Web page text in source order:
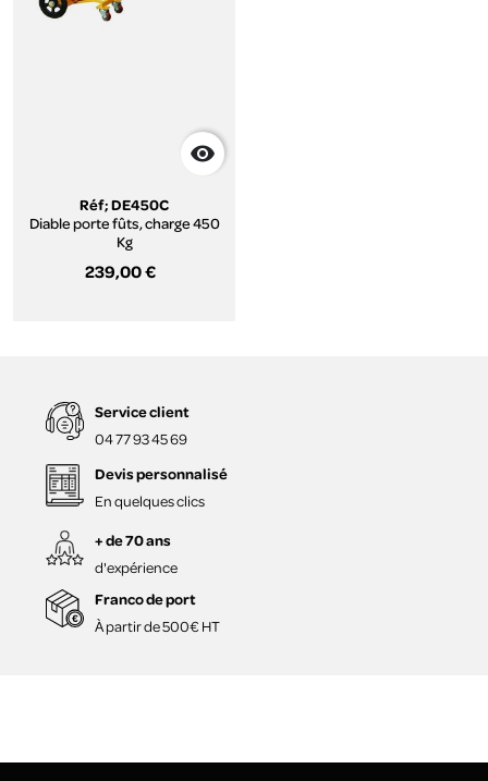

Réf; DE450C
Diable porte fûts, charge 450
Kg
239,00 €
Service client
04 77 93 45 69
Devis personnalisé
En quelques clics
+ de 70 ans
d'expérience
Franco de port
À partir de 500€ HT